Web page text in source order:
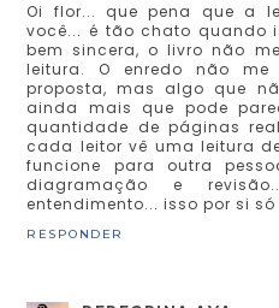
Oi flor... que pena que a
você... é tão chato quando
bem sincera, o livro não
leitura. O enredo não
proposta, mas algo que
ainda mais que pode
quantidade de páginas
cada leitor vê uma leitura
funcione para outra
diagramação e
entendimento... isso por si
RESPONDER